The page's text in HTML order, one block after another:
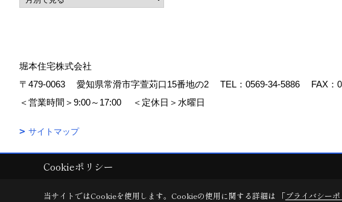
堀本住宅株式会社
〒479-0063
愛知県常滑市字萱苅口15番地の2 TEL： 0569-34-5886
FAX：
＜営業時間＞9:00～17:00
＜定休日＞水曜日
サイトマップ
Copyright (c) 堀本住宅株式会社. All Rights Reserved.
Cookieポリシー
当サイトではCookieを使用します。 Cookieの使用に関する詳細は 「プライバシー